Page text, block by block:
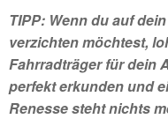
TIPP: Wenn du auf
verzichten möchtest,
Fahrradträger für dein
perfekt erkunden und
Renesse steht nichts